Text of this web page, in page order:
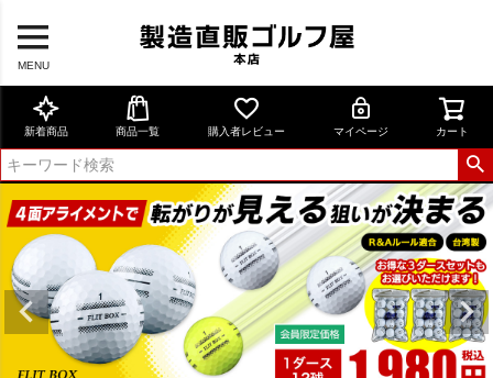
MENU
新着商品 商品一覧 購入者レビュー マイページ カート